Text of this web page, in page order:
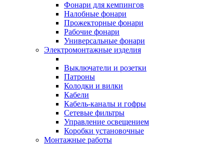
Фонари для кемпингов
Налобные фонари
Прожекторные фонари
Рабочие фонари
Универсальные фонари
Электромонтажные изделия
Выключатели и розетки
Патроны
Колодки и вилки
Кабели
Кабель-каналы и гофры
Сетевые фильтры
Управление освещением
Коробки установочные
Монтажные работы